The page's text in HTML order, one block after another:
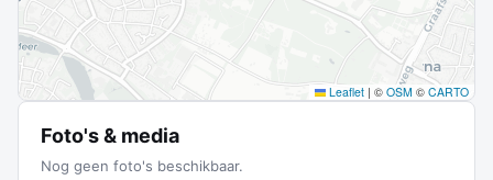
Leaflet | © OSM © CARTO
Foto's & media
Nog geen foto's beschikbaar.